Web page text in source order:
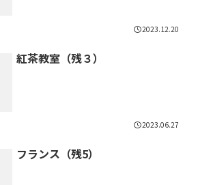
2023.12.20
紅茶教室（残３）
2023.06.27
フランス（残5）